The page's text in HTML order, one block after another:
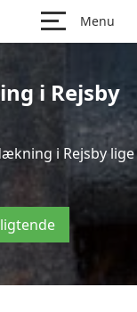
Menu
i Rejsby
i Rejsby lige